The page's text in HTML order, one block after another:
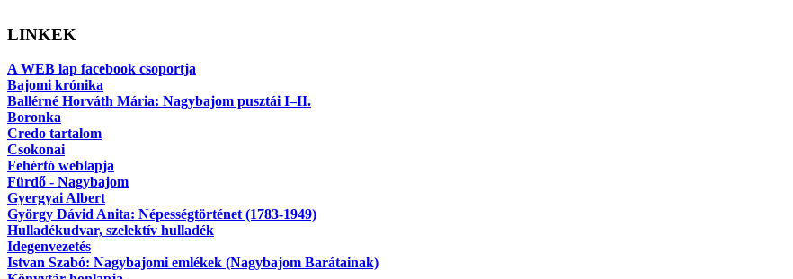
LINKEK
A WEB lap facebook csoportja
Bajomi krónika
Ballérné Horváth Mária: Nagybajom pusztái I–II.
Boronka
Credo tartalom
Csokonai
Fehértó weblapja
Fürdő - Nagybajom
Gyergyai Albert
György Dávid Anita: Népességtörténet (1783-1949)
Hulladékudvar, szelektív hulladék
Idegenvezetés
Istvan Szabó: Nagybajomi emlékek (Nagybajom Barátainak)